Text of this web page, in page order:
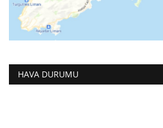
HAVA DURUMU